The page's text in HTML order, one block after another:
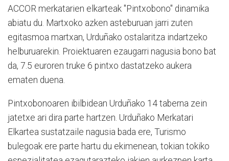
ACCOR merkatarien elkarteak "Pintxobono" dinamika
abiatu du. Martxoko azken asteburuan jarri zuten
egitasmoa martxan, Urduñako ostalaritza indartzeko
helburuarekin. Proiektuaren ezaugarri nagusia bono bat
da, 7.5 euroren truke 6 pintxo dastatzeko aukera
ematen duena.
Pintxobonoaren ibilbidean Urduñako 14 taberna zein
jatetxe ari dira parte hartzen. Urduñako Merkatari
Elkartea sustatzaile nagusia bada ere, Turismo
bulegoak ere parte hartu du ekimenean, tokian tokiko